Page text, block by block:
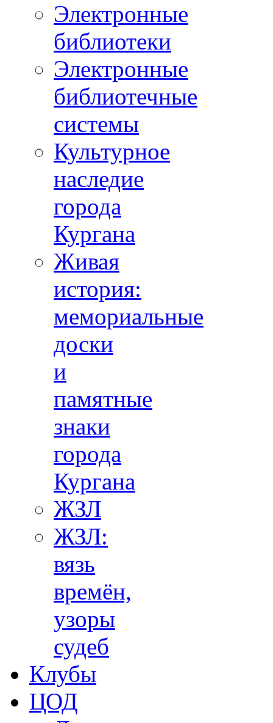
Электронные
библиотеки
Электронные
библиотечные
системы
Культурное
наследие
города
Кургана
Живая
история:
мемориальные
доски
и
памятные
знаки
города
Кургана
ЖЗЛ
ЖЗЛ:
вязь
времён,
узоры
судеб
Клубы
ЦОД